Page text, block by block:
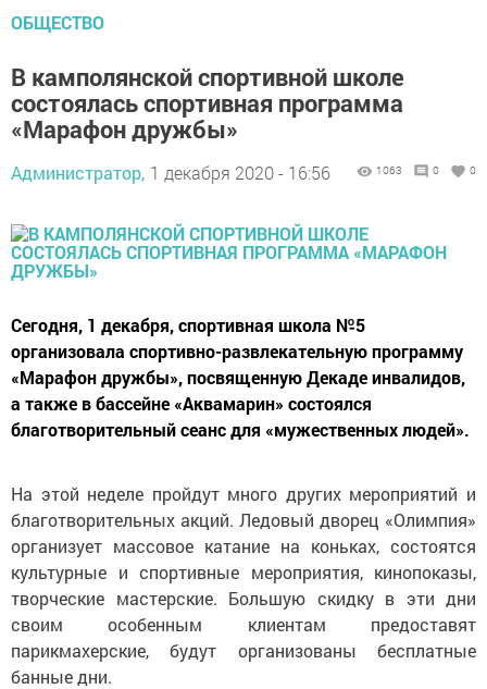
ОБЩЕСТВО
В камполянской спортивной школе
состоялась спортивная программа
«Марафон дружбы»
Администратор, 1 декабря 2020 - 16:56 1063 0 0
Сегодня, 1 декабря, спортивная школа №5
организовала спортивно-развлекательную программу
«Марафон дружбы», посвященную Декаде инвалидов,
а также в бассейне «Аквамарин» состоялся
благотворительный сеанс для «мужественных людей».
На этой неделе пройдут много других мероприятий и
благотворительных акций. Ледовый дворец «Олимпия»
организует массовое катание на коньках, состоятся
культурные и спортивные мероприятия, кинопоказы,
творческие мастерские. Большую скидку в эти дни
своим особенным клиентам предоставят
парикмахерские, будут организованы бесплатные
банные дни.